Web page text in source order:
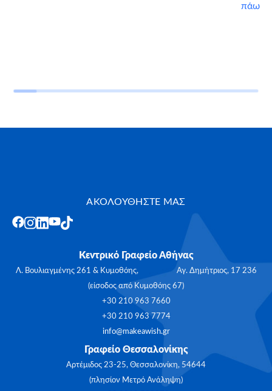
πάω
ΑΚΟΛΟΥΘΗΣΤΕ ΜΑΣ
Κεντρικό Γραφείο Αθήνας
Λ. Βουλιαγμένης 261 & Κυμοθόης, Αγ. Δημήτριος, 17 236
(είσοδος από Κυμοθόης 67)
+30 210 963 7660
+30 210 963 7774
info@makeawish.gr
Γραφείο Θεσσαλονίκης
Αρτέμιδος 23-25, Θεσσαλονίκη, 54644
(πλησίον Μετρό Ανάληψη)